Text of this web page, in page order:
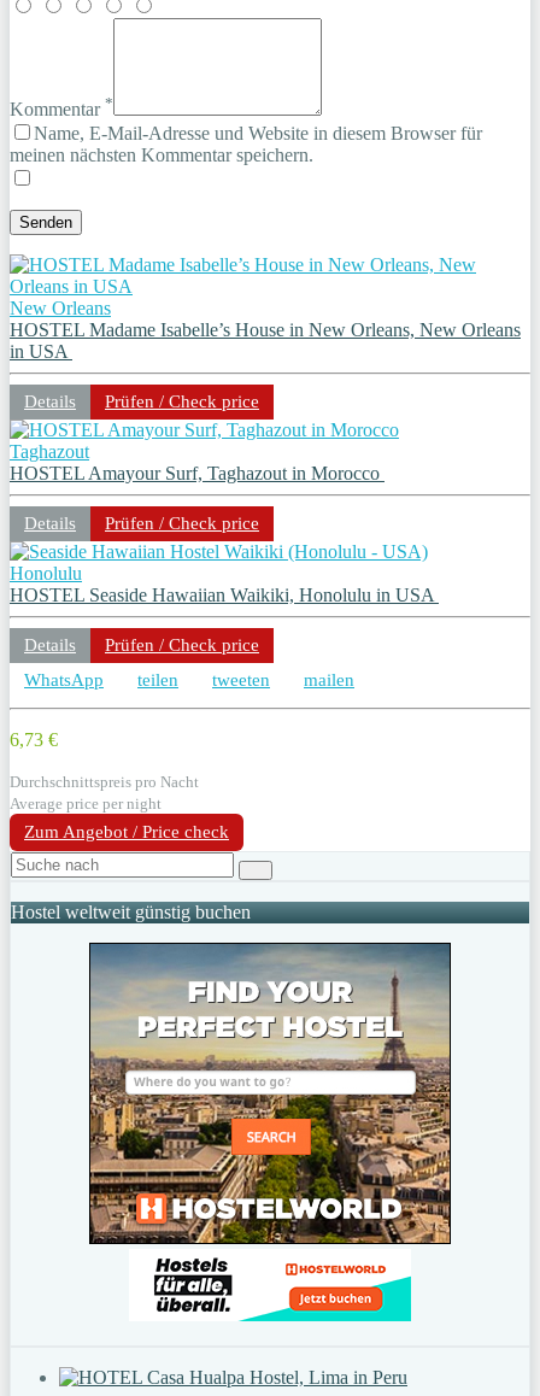
Kommentar *
Name, E-Mail-Adresse und Website in diesem Browser für
meinen nächsten Kommentar speichern.
New Orleans
HOSTEL Madame Isabelle’s House in New Orleans, New Orleans
in USA
Details Prüfen / Check price
Taghazout
HOSTEL Amayour Surf, Taghazout in Morocco
Details Prüfen / Check price
Honolulu
HOSTEL Seaside Hawaiian Waikiki, Honolulu in USA
Details
Prüfen / Check price
WhatsApp
teilen tweeten mailen
6,73 €
Durchschnittspreis pro Nacht
Average price per night
Zum Angebot / Price check
Hostel weltweit günstig buchen